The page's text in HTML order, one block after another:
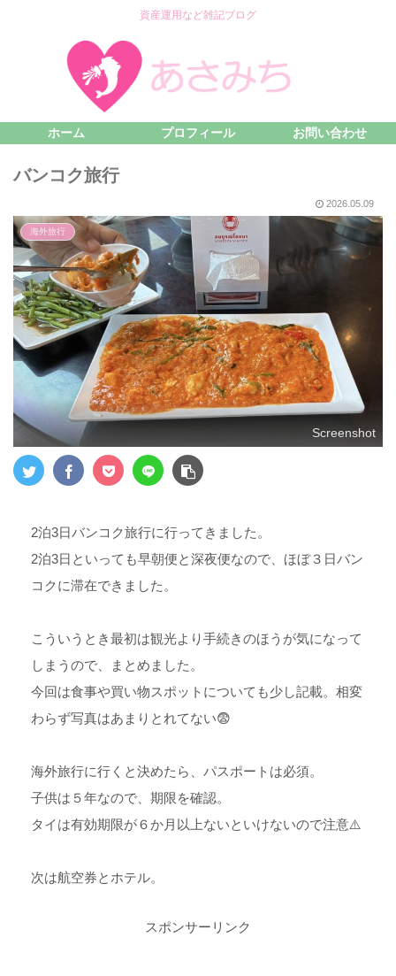
資産運用など雑記ブログ
ホーム プロフィール お問い合わせ
バンコク旅行
2026.05.09
海外旅行
Screenshot
2泊3日バンコク旅行に行ってきました。
2泊3日といっても早朝便と深夜便なので、ほぼ３日バン
コクに滞在できました。
こういうとき最初は観光より手続きのほうが気になって
しまうので、まとめました。
今回は食事や買い物スポットについても少し記載。相変
わらず写真はあまりとれてない😨
海外旅行に行くと決めたら、パスポートは必須。
子供は５年なので、期限を確認。
タイは有効期限が６か月以上ないといけないので注意⚠️
次は航空券とホテル。
スポンサーリンク